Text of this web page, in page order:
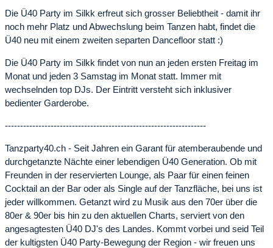
Die Ü40 Party im Silkk erfreut sich grosser Beliebtheit - damit ihr
noch mehr Platz und Abwechslung beim Tanzen habt, findet die
Ü40 neu mit einem zweiten separten Dancefloor statt :)
Die Ü40 Party im Silkk findet von nun an jeden ersten Freitag im
Monat und jeden 3 Samstag im Monat statt. Immer mit
wechselnden top DJs. Der Eintritt versteht sich inklusiver
bedienter Garderobe.
------------------------------------------------------------------
Tanzparty40.ch - Seit Jahren ein Garant für atemberaubende und
durchgetanzte Nächte einer lebendigen Ü40 Generation. Ob mit
Freunden in der reservierten Lounge, als Paar für einen feinen
Cocktail an der Bar oder als Single auf der Tanzfläche, bei uns ist
jeder willkommen. Getanzt wird zu Musik aus den 70er über die
80er & 90er bis hin zu den aktuellen Charts, serviert von den
angesagtesten Ü40 DJ's des Landes. Kommt vorbei und seid Teil
der kultigsten Ü40 Party-Bewegung der Region - wir freuen uns